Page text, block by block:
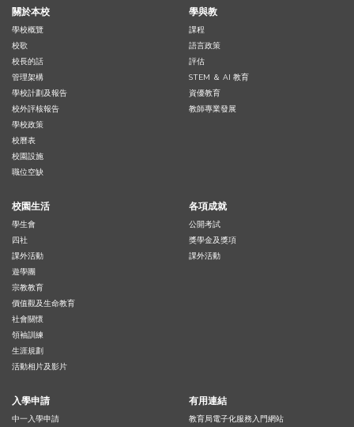
關於本校
學校概覽
校歌
校長的話
管理架構
學校計劃及報告
校外評核報告
學校政策
校曆表
校園設施
職位空缺
學與教
課程
語言政策
評估
STEM ＆ AI 教育
資優教育
教師專業發展
校園生活
學生會
四社
課外活動
遊學團
宗教教育
價值觀及生命教育
社會關懷
領袖訓練
生涯規劃
活動相片及影片
各項成就
公開考試
獎學金及獎項
課外活動
入學申請
中一入學申請
有用連結
教育局電子化服務入門網站